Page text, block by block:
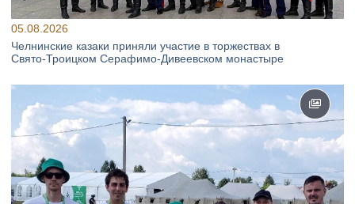
05.08.2026
Челнинские казаки приняли участие в торжествах в
Свято‑Троицком Серафимо‑Дивеевском монастыре